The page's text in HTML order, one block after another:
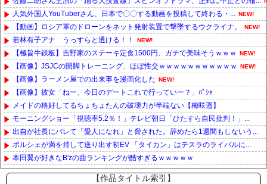
人気外国人YouTuberさん、日本で〇〇する動画を投稿して終わる・... NEW!
【動画】ロシア軍のドローンをネット発射装置で撃墜するウクライナ。 NEW!
若林有子アナ うっすらと透ける！！ NEW!
【極旨牛鉄板】吉野家のステーキ定食1500円、ガチで美味そうｗｗｗ NEW!
【画像】JSJCの開脚トレーニング、ほぼ性交ｗｗｗｗｗｗｗｗｗｗｗ NEW!
【画像】ラーメン屋での出来事を漫画化した NEW!
【画像】彼女「ねー、今日のデートこれで行っていー？」ﾊﾟｼｬ
メイドの格好してるちょちょたんの破壊力が半端ない【梅咲遥】
モーニングショー「視聴率5.2％！」テレビ朝日「ひたすら自民批判！」...
出自が社長にバレて「愛人になれ」と脅された。辞めたら1週間もしないう...
ポルシェが満を持して送り出す初EV 「タイカン」はテスラのライバルに...
本田翼が好きなB'zの曲ランキングが酷すぎるｗｗｗｗｗ
Powered by livedoor 相互RSS
【作品タイトル索引】